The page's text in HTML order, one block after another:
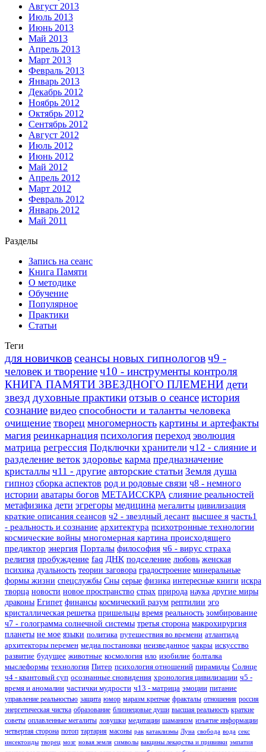
Август 2013
Июль 2013
Июнь 2013
Май 2013
Апрель 2013
Март 2013
Февраль 2013
Январь 2013
Декабрь 2012
Ноябрь 2012
Октябрь 2012
Сентябрь 2012
Август 2012
Июль 2012
Июнь 2012
Май 2012
Апрель 2012
Март 2012
Февраль 2012
Январь 2012
Май 2011
Разделы
Запись на сеанс
Книга Памяти
О методике
Обучение
Популярное
Практики
Статьи
Теги
для новичковсеансы новых гипнологовч9 -
человек и творениеч10 - инструменты контроля
КНИГА ПАМЯТИ ЗВЕЗДНОГО ПЛЕМЕНИ дети
звезд духовные практикиотзыв о сеансеистория
сознание видео способности и таланты человека
очищение творец многомерность картины и артефакты
магия реинкарнация психология переход эволюция
матрица регрессия Подключки хранители ч12 - слияние и
разделение веток здоровье карма предназначение
кристаллы ч11 - другие авторские статьи Земля душа
гипноз сборка аспектов род и родовые связи ч8 - немного
истории аватары богов МЕТАИССКРА слияние реальностей
метафизика дети эгрегоры медицина мегалиты цивилизация
краткие описания сеансов ч2 - звездный десант высшее я часть1
- реальность и сознание архитектура психотронные технологии
космические войны многомерная картина происходящего
предиктор энергия Порталы философия ч6 - вирус страха
религия пробуждение faq ДНК подселение любовь женская
психика дуальность теории заговора градостроение минеральные
формы жизни спецслужбы Сны серые физика интересные книги искра
творца новости новое пространство страх природа наука другие миры
драконы Египет финансы космический разум рептилии эго
кристаллическая решетка пришельцы время реальность зомбирование
ч7 - голограмма солнечной системы третья сторона макрохирургия
планеты не мое языки политика путешествия во времени атлантида
архитекторы перемен медиа постановки неизведанное чакры искусство
развитие будущее животные космология нло изобилие болталка
мыслеформы технология Питер психология отношений пирамиды Солнце
ч4 - квантовый суп осознанные сновидения хронология цивилизации ч5 -
время и аномалии частички мудрости ч13 - матрица эмоции питание
управление реальностью защита юмор маразм крепчае фракталы отношения россия
энергетическая чистка образование близнецовые души высшая реальность краткие
советы оплавленные мегалиты ловушки медитации шаманизм изъятие информации
четвертая сторона потоп тартария масоны рак катаклизмы Луна свобода вода секс
инсектоиды творец мозг новая земля символы вакцины лекарства и прививки эмпатия